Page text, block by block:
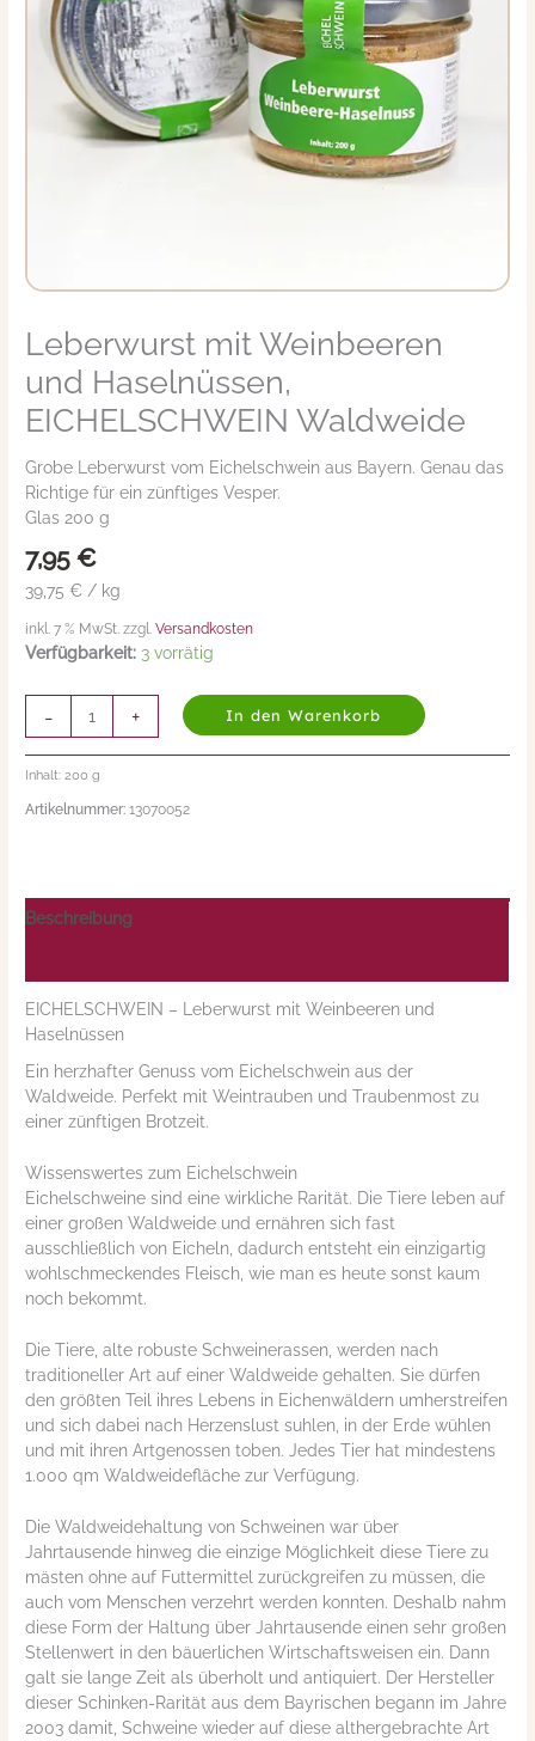
Leberwurst mit Weinbeeren
und Haselnüssen,
EICHELSCHWEIN Waldweide
Grobe Leberwurst vom Eichelschwein aus Bayern. Genau das
Richtige für ein zünftiges Vesper.
Glas 200 g
7,95€
39,75 € / kg
inkl. 7 % MwSt. zzgl.Versandkosten
Verfügbarkeit: 3 vorrätig
-
Leberwurst
mit
Weinbeeren
und
Haselnüssen,
EICHELSCHWEIN
Waldweide
Menge
+ In den Warenkorb
Inhalt: 200g
Artikelnummer:13070052
Beschreibung
EICHELSCHWEIN – Leberwurst mit Weinbeeren und
Haselnüssen
Ein herzhafter Genuss vom Eichelschwein aus der
Waldweide. Perfekt mit Weintrauben und Traubenmost zu
einer zünftigen Brotzeit.
Wissenswertes zum Eichelschwein
Eichelschweine sind eine wirkliche Rarität. Die Tiere leben auf
einer großen Waldweide und ernähren sich fast
ausschließlich von Eicheln, dadurch entsteht ein einzigartig
wohlschmeckendes Fleisch, wie man es heute sonst kaum
noch bekommt.
Die Tiere, alte robuste Schweinerassen, werden nach
traditioneller Art auf einer Waldweide gehalten. Sie dürfen
den größten Teil ihres Lebens in Eichenwäldern umherstreifen
und sich dabei nach Herzenslust suhlen, in der Erde wühlen
und mit ihren Artgenossen toben. Jedes Tier hat mindestens
1.000 qm Waldweidefläche zur Verfügung.
Die Waldweidehaltung von Schweinen war über
Jahrtausende hinweg die einzige Möglichkeit diese Tiere zu
mästen ohne auf Futtermittel zurückgreifen zu müssen, die
auch vom Menschen verzehrt werden konnten. Deshalb nahm
diese Form der Haltung über Jahrtausende einen sehr großen
Stellenwert in den bäuerlichen Wirtschaftsweisen ein. Dann
galt sie lange Zeit als überholt und antiquiert. Der Hersteller
dieser Schinken-Rarität aus dem Bayrischen begann im Jahre
2003 damit, Schweine wieder auf diese althergebrachte Art